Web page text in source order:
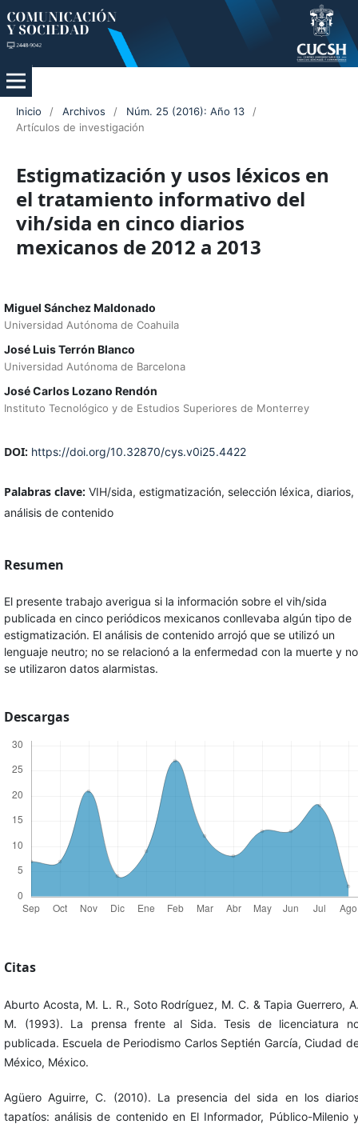
Inicio / Archivos / Núm. 25 (2016): Año 13
/
Artículos de investigación
Estigmatización y usos léxicos en
el tratamiento informativo del
vih/sida en cinco diarios
mexicanos de 2012 a 2013
Miguel Sánchez Maldonado
Universidad Autónoma de Coahuila
José Luis Terrón Blanco
Universidad Autónoma de Barcelona
José Carlos Lozano Rendón
Instituto Tecnológico y de Estudios Superiores de Monterrey
DOI: https://doi.org/10.32870/cys.v0i25.4422
Palabras clave: VIH/sida, estigmatización, selección léxica, diarios,
análisis de contenido
Resumen
El presente trabajo averigua si la información sobre el vih/sida
publicada en cinco periódicos mexicanos conllevaba algún tipo de
estigmatización. El análisis de contenido arrojó que se utilizó un
lenguaje neutro; no se relacionó a la enfermedad con la muerte y no
se utilizaron datos alarmistas.
Descargas
Citas
Aburto Acosta, M. L. R., Soto Rodríguez, M. C. & Tapia Guerrero,
M. (1993). La prensa frente al Sida. Tesis de licenciatura
publicada. Escuela de Periodismo Carlos Septién García, Ciudad
México, México.
Agüero Aguirre, C. (2010). La presencia del sida en los
tapatíos: análisis de contenido en El Informador, Público-Milenio